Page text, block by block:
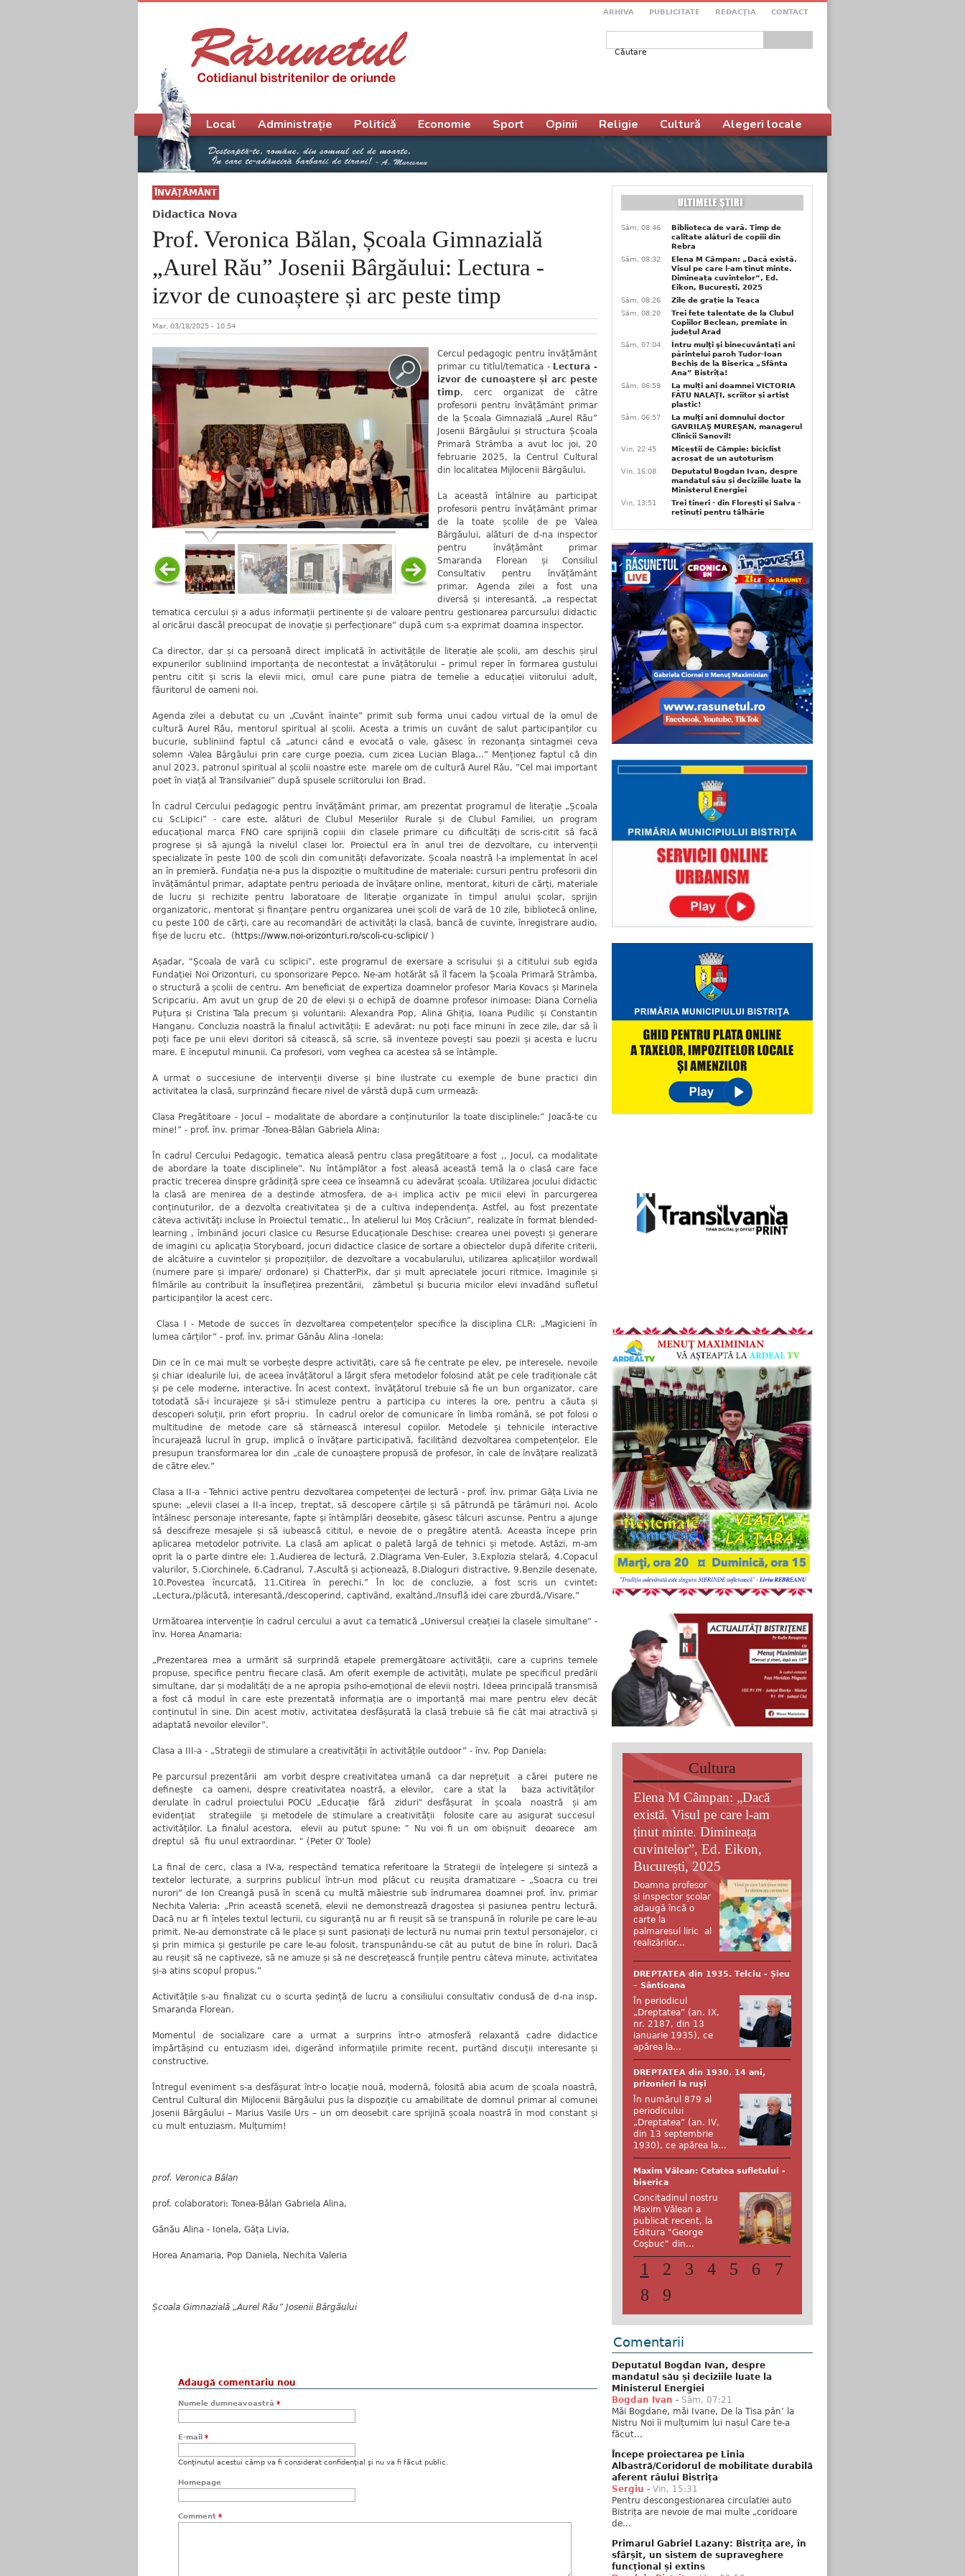
ARHIVA PUBLICITATE REDACŢIA CONTACT
Formular de căutare
ÎNVĂŢĂMÂNT
Didactica Nova
Prof. Veronica Bălan, Școala Gimnazială
„Aurel Rău” Josenii Bârgăului: Lectura -
izvor de cunoaștere și arc peste timp
Mar, 03/18/2025 - 10:54
Cercul pedagogic pentru învățământ
primar cu titlul/tematica - Lectura -
izvor de cunoaștere și arc peste
timp, cerc organizat de către
profesorii pentru învățământ primar
de la Școala Gimnazială „Aurel Rău”
Josenii Bârgăului și structura Școala
Primară Strâmba a avut loc joi, 20
februarie 2025, la Centrul Cultural
din localitatea Mijlocenii Bârgăului.
La această întâlnire au participat
profesorii pentru învățământ primar
de la toate școlile de pe Valea
Bârgăului, alături de d-na inspector
pentru învățământ primar
Smaranda Florean și Consiliul
Consultativ pentru învățământ
primar. Agenda zilei a fost una
diversă și interesantă, „a respectat
tematica cercului și a adus informații pertinente și de valoare pentru gestionarea parcursului didactic
al oricărui dascăl preocupat de inovație și perfecționare” după cum s-a exprimat doamna inspector.
Ca director, dar și ca persoană direct implicată în activitățile de literație ale școlii, am deschis șirul
expunerilor subliniind importanța de necontestat a învățătorului – primul reper în formarea gustului
pentru citit și scris la elevii mici, omul care pune piatra de temelie a educației viitorului adult,
făuritorul de oameni noi.
Agenda zilei a debutat cu un „Cuvânt înainte” primit sub forma unui cadou virtual de la omul de
cultură Aurel Rău, mentorul spiritual al școlii. Acesta a trimis un cuvânt de salut participanților cu
bucurie, subliniind faptul că „atunci când e evocată o vale, găsesc în rezonanța sintagmei ceva
solemn -Valea Bârgăului prin care curge poezia, cum zicea Lucian Blaga…” Menționez faptul că din
anul 2023, patronul spiritual al școlii noastre este marele om de cultură Aurel Rău, ”Cel mai important
poet în viață al Transilvaniei” după spusele scriitorului Ion Brad.
În cadrul Cercului pedagogic pentru învățământ primar, am prezentat programul de literație „Școala
cu ScLipici” - care este, alături de Clubul Meseriilor Rurale și de Clubul Familiei, un program
educațional marca FNO care sprijină copiii din clasele primare cu dificultăți de scris-citit să facă
progrese și să ajungă la nivelul clasei lor. Proiectul era în anul trei de dezvoltare, cu intervenții
specializate în peste 100 de școli din comunități defavorizate. Școala noastră l-a implementat în acel
an în premieră. Fundația ne-a pus la dispoziție o multitudine de materiale: cursuri pentru profesorii din
învățământul primar, adaptate pentru perioada de învățare online, mentorat, kituri de cărți, materiale
de lucru și rechizite pentru laboratoare de literație organizate în timpul anului școlar, sprijin
organizatoric, mentorat și finanțare pentru organizarea unei școli de vară de 10 zile, bibliotecă online,
cu peste 100 de cărți, care au recomandări de activități la clasă, bancă de cuvinte, înregistrare audio,
fișe de lucru etc. ( https://www.noi-orizonturi.ro/scoli-cu-sclipici/ )
Așadar, "Școala de vară cu sclipici", este programul de exersare a scrisului și a cititului sub egida
Fundației Noi Orizonturi, cu sponsorizare Pepco. Ne-am hotărât să îl facem la Școala Primară Strâmba,
o structură a școlii de centru. Am beneficiat de expertiza doamnelor profesor Maria Kovacs și Marinela
Scripcariu. Am avut un grup de 20 de elevi și o echipă de doamne profesor inimoase: Diana Cornelia
Puțura și Cristina Tala precum și voluntarii: Alexandra Pop, Alina Ghiția, Ioana Pudilic și Constantin
Hanganu. Concluzia noastră la finalul activității: E adevărat: nu poți face minuni în zece zile, dar să îi
poți face pe unii elevi doritori să citească, să scrie, să inventeze povești sau poezii și acesta e lucru
mare. E începutul minunii. Ca profesori, vom veghea ca acestea să se întâmple.
A urmat o succesiune de intervenții diverse și bine ilustrate cu exemple de bune practici din
activitatea la clasă, surprinzând fiecare nivel de vârstă după cum urmează:
Clasa Pregătitoare - Jocul – modalitate de abordare a conținuturilor la toate disciplinele:” Joacă-te cu
mine!” - prof. înv. primar -Tonea-Bălan Gabriela Alina:
În cadrul Cercului Pedagogic, tematica aleasă pentru clasa pregătitoare a fost ,, Jocul, ca modalitate
de abordare la toate disciplinele”. Nu întâmplător a fost aleasă această temă la o clasă care face
practic trecerea dinspre grădiniță spre ceea ce înseamnă cu adevărat școala. Utilizarea jocului didactic
la clasă are menirea de a destinde atmosfera, de a-i implica activ pe micii elevi în parcurgerea
conținuturilor, de a dezvolta creativitatea și de a cultiva independența. Astfel, au fost prezentate
câteva activități incluse în Proiectul tematic,, În atelierul lui Moș Crăciun”, realizate în format blended-
learning , îmbinând jocuri clasice cu Resurse Educaționale Deschise: crearea unei povești și generare
de imagini cu aplicația Storyboard, jocuri didactice clasice de sortare a obiectelor după diferite criterii,
de alcătuire a cuvintelor și propozițiilor, de dezvoltare a vocabularului, utilizarea aplicațiilor wordwall
(numere pare și impare/ ordonare) și ChatterPix, dar și mult apreciatele jocuri ritmice. Imaginile și
filmările au contribuit la însuflețirea prezentării, zâmbetul și bucuria micilor elevi invadând sufletul
participanților la acest cerc.
Clasa I - Metode de succes în dezvoltarea competențelor specifice la disciplina CLR: „Magicieni în
lumea cărților” - prof. înv. primar Gănău Alina -Ionela:
Din ce în ce mai mult se vorbește despre activități, care să fie centrate pe elev, pe interesele, nevoile
și chiar idealurile lui, de aceea învățătorul a lărgit sfera metodelor folosind atât pe cele tradiționale cât
și pe cele moderne, interactive. În acest context, învățătorul trebuie să fie un bun organizator, care
totodată să-i încurajeze și să-i stimuleze pentru a participa cu interes la ore, pentru a căuta și
descoperi soluții, prin efort propriu. În cadrul orelor de comunicare în limba română, se pot folosi o
multitudine de metode care să stârnească interesul copiilor. Metodele și tehnicile interactive
încurajează lucrul în grup, implică o învățare participativă, facilitând dezvoltarea competențelor. Ele
presupun transformarea lor din „cale de cunoaștere propusă de profesor, în cale de învățare realizată
de către elev.”
Clasa a II-a - Tehnici active pentru dezvoltarea competenței de lectură - prof. înv. primar Gâța Livia ne
spune: „elevii clasei a II-a încep, treptat, să descopere cărțile și să pătrundă pe tărâmuri noi. Acolo
întâlnesc personaje interesante, fapte și întâmplări deosebite, găsesc tâlcuri ascunse. Pentru a ajunge
să descifreze mesajele și să iubească cititul, e nevoie de o pregătire atentă. Aceasta începe prin
aplicarea metodelor potrivite. La clasă am aplicat o paletă largă de tehnici și metode. Astăzi, m-am
oprit la o parte dintre ele: 1.Audierea de lectură, 2.Diagrama Ven-Euler, 3.Explozia stelară, 4.Copacul
valurilor, 5.Ciorchinele, 6.Cadranul, 7.Ascultă și acționează, 8.Dialoguri distractive, 9.Benzile desenate,
10.Povestea încurcată, 11.Citirea în perechi.” În loc de concluzie, a fost scris un cvintet:
„Lectura,/plăcută, interesantă,/descoperind, captivând, exaltând,/Insuflă idei care zburdă,/Visare.”
Următoarea intervenție în cadrul cercului a avut ca tematică „Universul creației la clasele simultane” -
înv. Horea Anamaria:
„Prezentarea mea a urmărit să surprindă etapele premergătoare activității, care a cuprins temele
propuse, specifice pentru fiecare clasă. Am oferit exemple de activități, mulate pe specificul predării
simultane, dar și modalități de a ne apropia psiho-emoțional de elevii noștri. Ideea principală transmisă
a fost că modul în care este prezentată informația are o importanță mai mare pentru elev decât
conținutul în sine. Din acest motiv, activitatea desfășurată la clasă trebuie să fie cât mai atractivă și
adaptată nevoilor elevilor”.
Clasa a III-a - „Strategii de stimulare a creativității în activitățile outdoor” - înv. Pop Daniela:
Pe parcursul prezentării am vorbit despre creativitatea umană ca dar neprețuit a cărei putere ne
definește ca oameni, despre creativitatea noastră, a elevilor, care a stat la baza activităților
derulate în cadrul proiectului POCU „Educație fără ziduri" desfășurat în școala noastră și am
evidențiat strategiile și metodele de stimulare a creativității folosite care au asigurat succesul
activităților. La finalul acestora, elevii au putut spune: " Nu voi fi un om obișnuit deoarece am
dreptul să fiu unul extraordinar. " (Peter O' Toole)
La final de cerc, clasa a IV-a, respectând tematica referitoare la Strategii de înțelegere și sinteză a
textelor lecturate, a surprins publicul într-un mod plăcut cu reușita dramatizare – „Soacra cu trei
nurori” de Ion Creangă pusă în scenă cu multă măiestrie sub îndrumarea doamnei prof. înv. primar
Nechita Valeria: „Prin această scenetă, elevii ne demonstrează dragostea și pasiunea pentru lectură.
Dacă nu ar fi înțeles textul lecturii, cu siguranță nu ar fi reușit să se transpună în rolurile pe care le-au
primit. Ne-au demonstrate că le place și sunt pasionați de lectură nu numai prin textul personajelor, ci
și prin mimica și gesturile pe care le-au folosit, transpunându-se cât au putut de bine în roluri. Dacă
au reușit să ne captiveze, să ne amuze și să ne descrețească frunțile pentru câteva minute, activitatea
și-a atins scopul propus.”
Activitățile s-au finalizat cu o scurta ședință de lucru a consiliului consultativ condusă de d-na insp.
Smaranda Florean.
Momentul de socializare care a urmat a surprins într-o atmosferă relaxantă cadre didactice
împărtășind cu entuziasm idei, digerând informațiile primite recent, purtând discuții interesante și
constructive.
Întregul eveniment s-a desfășurat într-o locație nouă, modernă, folosită abia acum de școala noastră,
Centrul Cultural din Mijlocenii Bârgăului pus la dispoziție cu amabilitate de domnul primar al comunei
Josenii Bârgăului – Marius Vasile Urs – un om deosebit care sprijină școala noastră în mod constant și
cu mult entuziasm. Mulțumim!
prof. Veronica Bălan
prof. colaboratori: Tonea-Bălan Gabriela Alina,
Gănău Alina - Ionela, Gâța Livia,
Horea Anamaria, Pop Daniela, Nechita Valeria
Școala Gimnazială „Aurel Rău” Josenii Bârgăului
Adaugă comentariu nou
Numele dumneavoastră *
E-mail *
Conţinutul acestui câmp va fi considerat confidenţial şi nu va fi făcut public.
Homepage
Comment *
Meniu principal
Local Administrație Politică Economie Sport Opinii Religie Cultură Alegeri locale
Sâm, 08:46
Biblioteca de vară. Timp de
calitate alături de copiii din
Rebra
Sâm, 08:32
Elena M Câmpan: „Dacă există.
Visul pe care l-am ținut minte.
Dimineața cuvintelor”, Ed.
Eikon, București, 2025
Sâm, 08:26
Zile de grație la Teaca
Sâm, 08:20
Trei fete talentate de la Clubul
Copiilor Beclean, premiate in
județul Arad
Sâm, 07:04
Întru mulţi şi binecuvântați ani
părintelui paroh Tudor-Ioan
Bechiș de la Biserica „Sfânta
Ana” Bistrița!
Sâm, 06:59
La mulți ani doamnei VICTORIA
FĂTU NALAŢI, scriitor și artist
plastic!
Sâm, 06:57
La mulţi ani domnului doctor
GAVRILAŞ MUREŞAN, managerul
Clinicii Sanovil!
Vin, 22:45
Miceștii de Câmpie: biciclist
acroșat de un autoturism
Vin, 16:08
Deputatul Bogdan Ivan, despre
mandatul său și deciziile luate la
Ministerul Energiei
Vin, 13:51
Trei tineri - din Florești și Salva -
reținuți pentru tâlhărie
Cultura
Elena M Câmpan: „Dacă
există. Visul pe care l-am
ținut minte. Dimineața
cuvintelor”, Ed. Eikon,
București, 2025
Doamna profesor
și inspector școlar
adaugă încă o
carte la
palmaresul liric al
realizărilor...
DREPTATEA din 1935. Telciu - Șieu
– Sântioana
În periodicul
„Dreptatea” (an. IX,
nr. 2187, din 13
ianuarie 1935), ce
apărea la...
DREPTATEA din 1930. 14 ani,
prizonieri la ruși
În numărul 879 al
periodicului
„Dreptatea” (an. IV,
din 13 septembrie
1930), ce apărea la...
Maxim Vălean: Cetatea sufletului -
biserica
Concitadinul nostru
Maxim Vălean a
publicat recent, la
Editura "George
Coşbuc" din...
1 2 3 4 5 6
7
8
9
Comentarii
Deputatul Bogdan Ivan, despre
mandatul său și deciziile luate la
Ministerul Energiei
Bogdan Ivan - Sâm, 07:21
Măi Bogdane, măi Ivane, De la Tisa pân’ la
Nistru Noi îi mulțumim lui nașul Care te-a
făcut...
Începe proiectarea pe Linia
Albastră/Coridorul de mobilitate durabilă
aferent râului Bistrița
Sergiu - Vin, 15:31
Pentru descongestionarea circulatiei auto
Bistrița are nevoie de mai multe „coridoare
de...
Primarul Gabriel Lazany: Bistrița are, în
sfârșit, un sistem de supraveghere
funcțional și extins